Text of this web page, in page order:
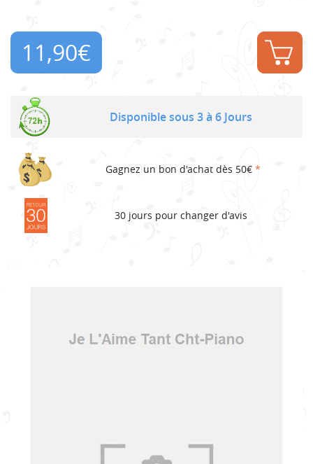
11,90€
Disponible sous 3 à 6 Jours
Gagnez un bon d'achat dès 50€ *
30 jours pour changer d'avis